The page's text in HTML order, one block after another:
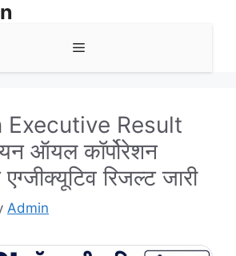
Menu
Executive Result
ऑयल कॉर्पोरेशन
रिजल्ट जारी
Admin